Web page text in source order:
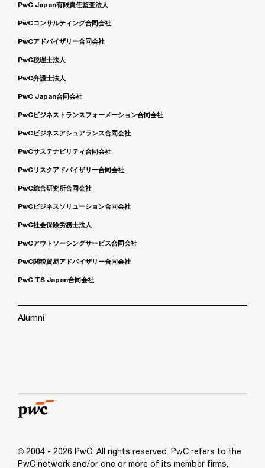
PwC Japan有限責任監査法人
PwCコンサルティング合同会社
PwCアドバイザリー合同会社
PwC税理士法人
PwC弁護士法人
PwC Japan合同会社
PwCビジネストランスフォーメーション合同会社
PwCビジネスアシュアランス合同会社
PwCサステナビリティ合同会社
PwCリスクアドバイザリー合同会社
PwC総合研究所合同会社
PwCビジネスソリューション合同会社
PwC社会保険労務士法人
PwCアウトソーシングサービス合同会社
PwC関税貿易アドバイザリー合同会社
PwC TS Japan合同会社
Alumni
© 2004 - 2026 PwC. All rights reserved. PwC refers to the
PwC network and/or one or more of its member firms,